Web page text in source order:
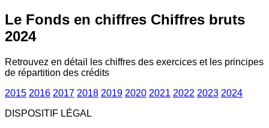
Le Fonds en chiffres Chiffres bruts
2024
Retrouvez en détail les chiffres des exercices et les principes
de répartition des crédits
2015 2016 2017 2018 2019 2020 2021 2022 2023 2024
DISPOSITIF LÉGAL